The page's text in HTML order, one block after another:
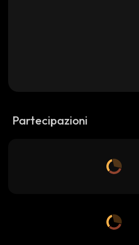
Partecipazioni